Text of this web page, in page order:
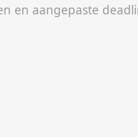
en aangepaste